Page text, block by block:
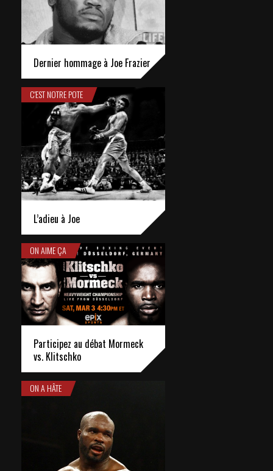
Dernier hommage à Joe Frazier
C'EST NOTRE POTE
L’adieu à Joe
ON AIME ÇA
Participez au débat Mormeck
vs. Klitschko
ON A HÂTE